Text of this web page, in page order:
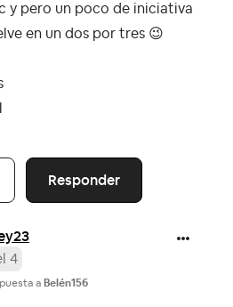
y pero un poco de iniciativa
en un dos por tres 😉
Responder
4
a Belén156